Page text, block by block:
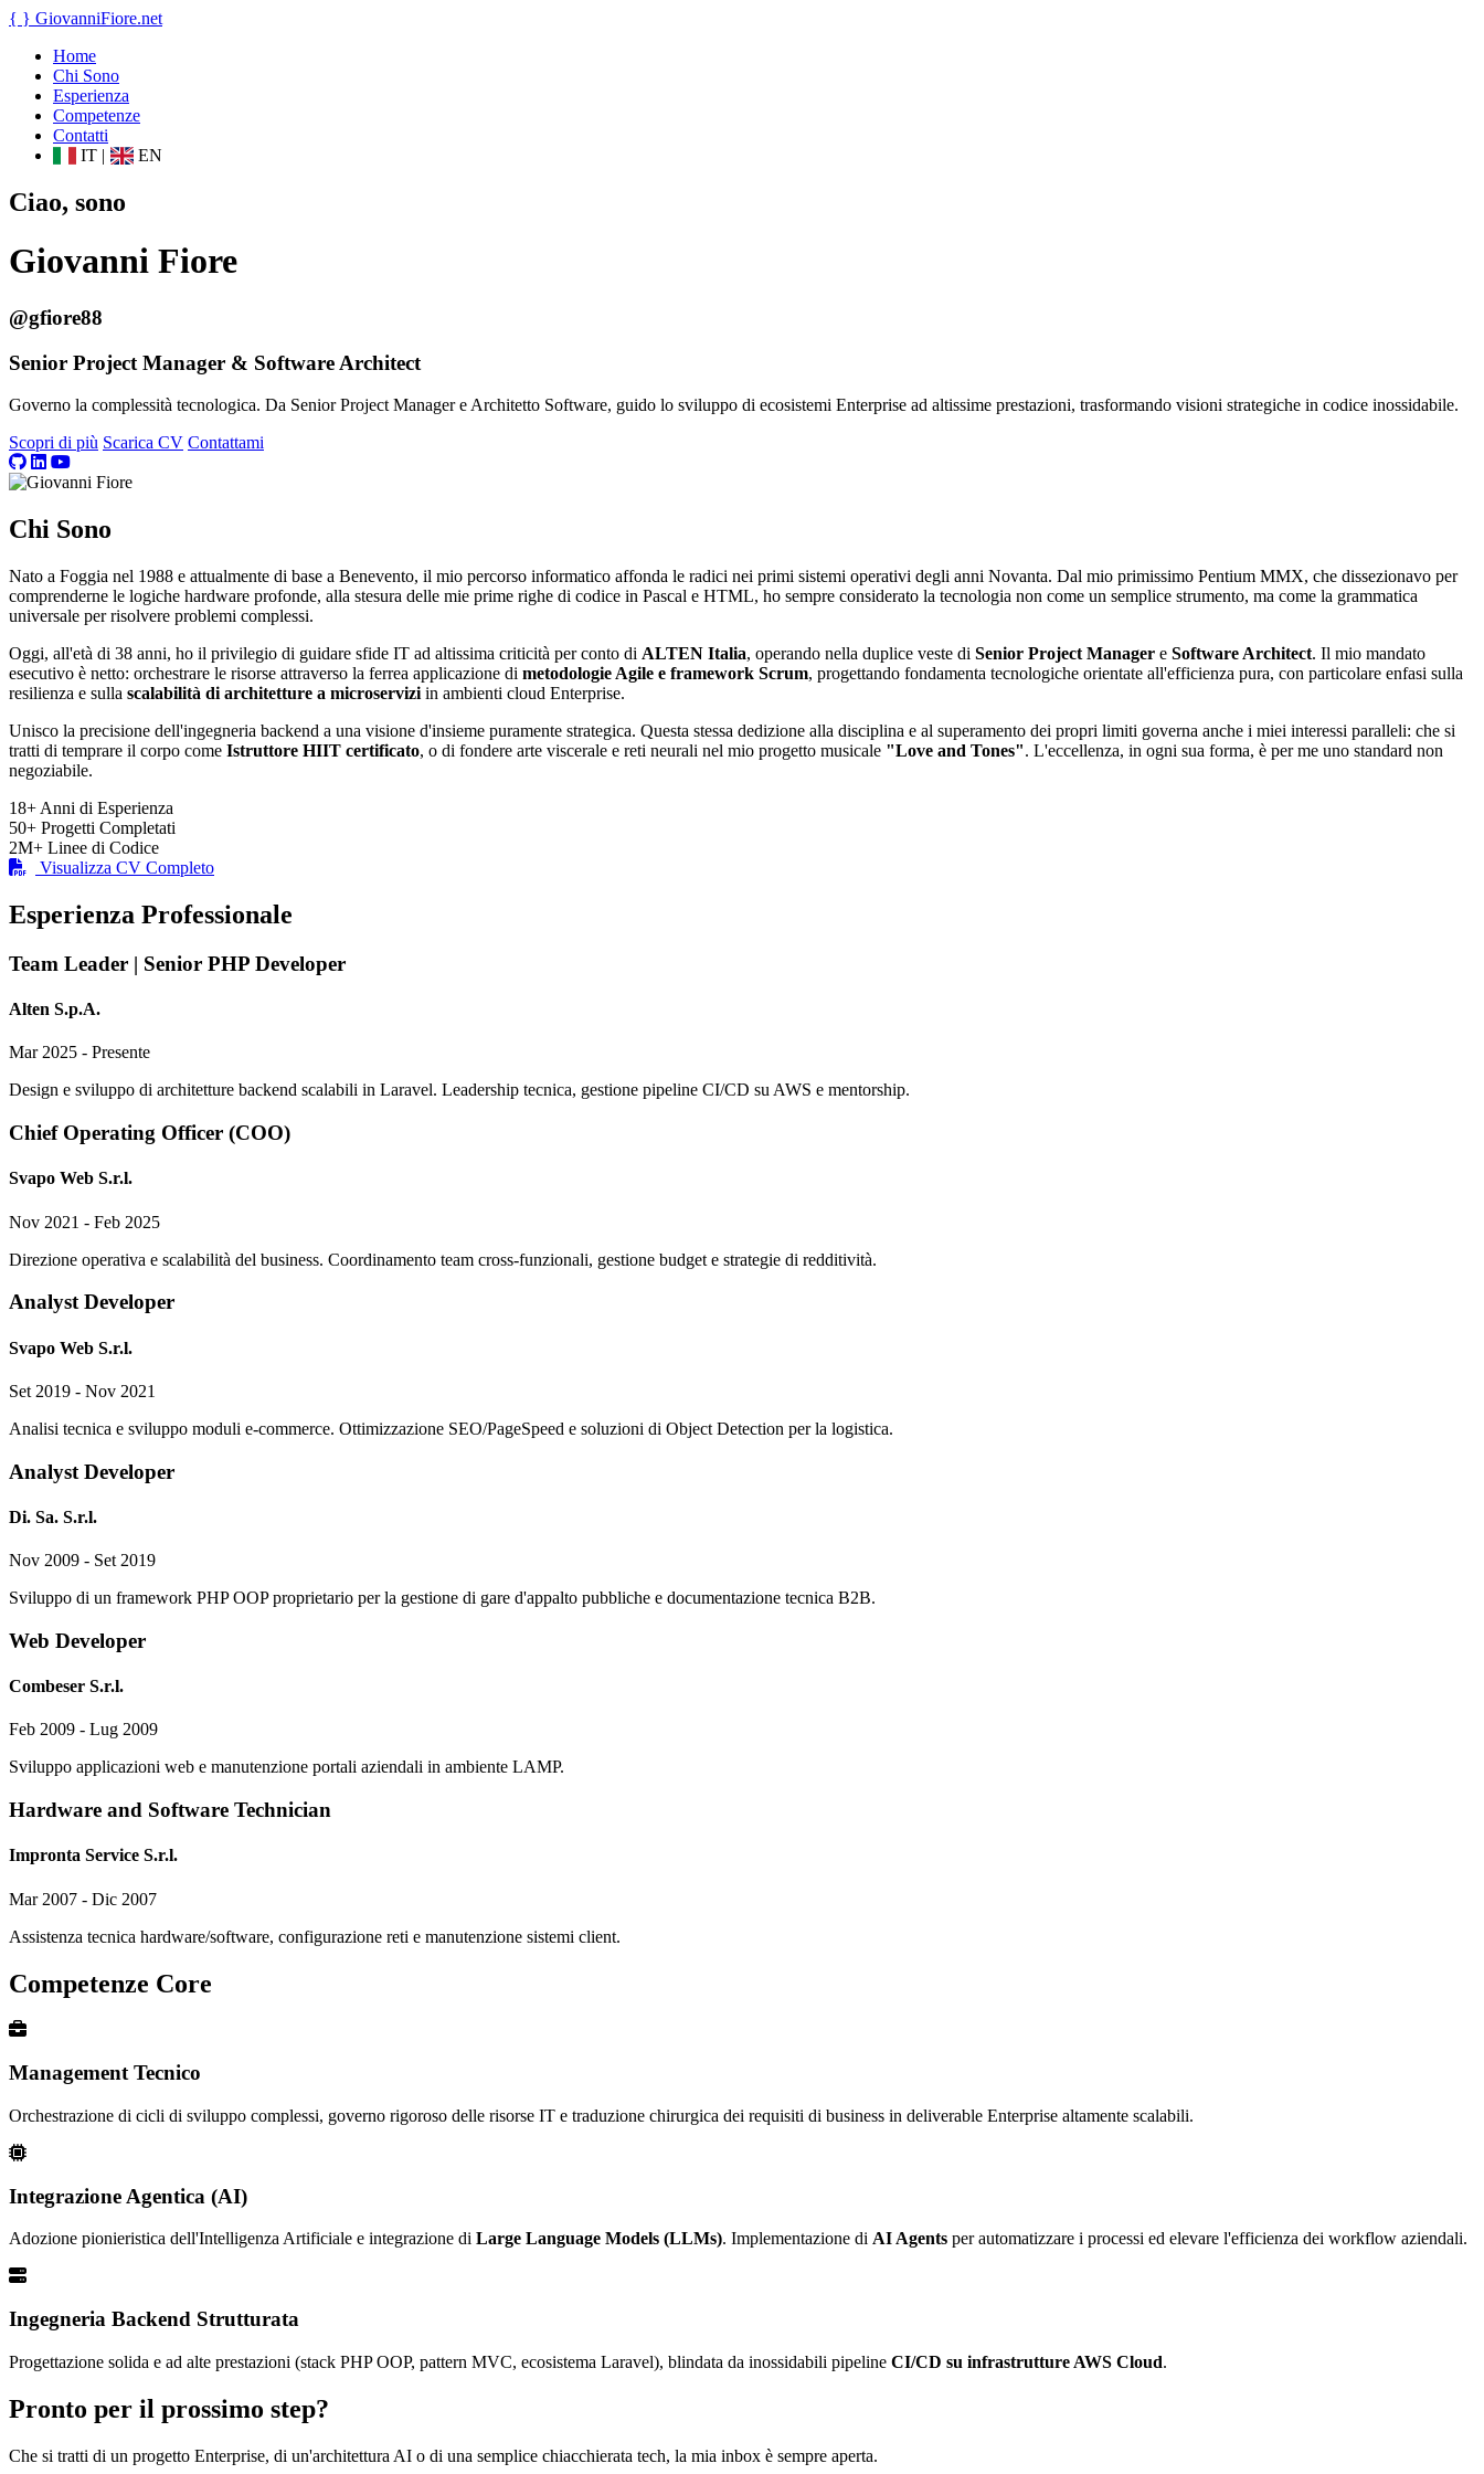
{ } GiovanniFiore.net
Home
Chi Sono
Esperienza
Competenze
Contatti
IT | EN
Ciao, sono
Giovanni Fiore
@gfiore88
Senior Project Manager & Software Architect
Governo la complessità tecnologica. Da Senior Project Manager e Architetto Software, guido lo sviluppo di ecosistemi Enterprise ad altissime prestazioni, trasformando visioni strategiche in codice inossidabile.
Scopri di più Scarica CV Contattami
Chi Sono
Nato a Foggia nel 1988 e attualmente di base a Benevento, il mio percorso informatico affonda le radici nei primi sistemi operativi degli anni Novanta. Dal mio primissimo Pentium MMX, che dissezionavo per
comprenderne le logiche hardware profonde, alla stesura delle mie prime righe di codice in Pascal e HTML, ho sempre considerato la tecnologia non come un semplice strumento, ma come la grammatica
universale per risolvere problemi complessi.
Oggi, all'età di 38 anni, ho il privilegio di guidare sfide IT ad altissima criticità per conto di ALTEN Italia, operando nella duplice veste di Senior Project Manager e Software Architect. Il mio mandato
esecutivo è netto: orchestrare le risorse attraverso la ferrea applicazione di metodologie Agile e framework Scrum, progettando fondamenta tecnologiche orientate all'efficienza pura, con particolare enfasi sulla
resilienza e sulla scalabilità di architetture a microservizi in ambienti cloud Enterprise.
Unisco la precisione dell'ingegneria backend a una visione d'insieme puramente strategica. Questa stessa dedizione alla disciplina e al superamento dei propri limiti governa anche i miei interessi paralleli: che si
tratti di temprare il corpo come Istruttore HIIT certificato, o di fondere arte viscerale e reti neurali nel mio progetto musicale "Love and Tones". L'eccellenza, in ogni sua forma, è per me uno standard non
negoziabile.
18+ Anni di Esperienza
50+ Progetti Completati
2M+ Linee di Codice
Visualizza CV Completo
Esperienza Professionale
Team Leader | Senior PHP Developer
Alten S.p.A.
Mar 2025 - Presente
Design e sviluppo di architetture backend scalabili in Laravel. Leadership tecnica, gestione pipeline CI/CD su AWS e mentorship.
Chief Operating Officer (COO)
Svapo Web S.r.l.
Nov 2021 - Feb 2025
Direzione operativa e scalabilità del business. Coordinamento team cross-funzionali, gestione budget e strategie di redditività.
Analyst Developer
Svapo Web S.r.l.
Set 2019 - Nov 2021
Analisi tecnica e sviluppo moduli e-commerce. Ottimizzazione SEO/PageSpeed e soluzioni di Object Detection per la logistica.
Analyst Developer
Di. Sa. S.r.l.
Nov 2009 - Set 2019
Sviluppo di un framework PHP OOP proprietario per la gestione di gare d'appalto pubbliche e documentazione tecnica B2B.
Web Developer
Combeser S.r.l.
Feb 2009 - Lug 2009
Sviluppo applicazioni web e manutenzione portali aziendali in ambiente LAMP.
Hardware and Software Technician
Impronta Service S.r.l.
Mar 2007 - Dic 2007
Assistenza tecnica hardware/software, configurazione reti e manutenzione sistemi client.
Competenze Core
Management Tecnico
Orchestrazione di cicli di sviluppo complessi, governo rigoroso delle risorse IT e traduzione chirurgica dei requisiti di business in deliverable Enterprise altamente scalabili.
Integrazione Agentica (AI)
Adozione pionieristica dell'Intelligenza Artificiale e integrazione di Large Language Models (LLMs). Implementazione di AI Agents per automatizzare i processi ed elevare l'efficienza dei workflow aziendali.
Ingegneria Backend Strutturata
Progettazione solida e ad alte prestazioni (stack PHP OOP, pattern MVC, ecosistema Laravel), blindata da inossidabili pipeline CI/CD su infrastrutture AWS Cloud.
Pronto per il prossimo step?
Che si tratti di un progetto Enterprise, di un'architettura AI o di una semplice chiacchierata tech, la mia inbox è sempre aperta.